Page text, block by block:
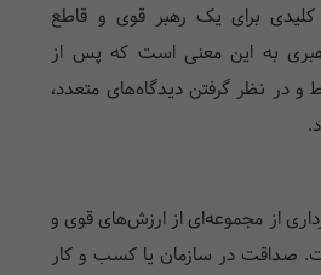
کلیدی برای یک رهبر قوی و قاطع
به این معنی است که پس از
و در نظر گرفتن دیدگاه‌های متعدد،
از مجموعه‌ای از ارزش‌های قوی و
صداقت در سازمان یا کسب و کار